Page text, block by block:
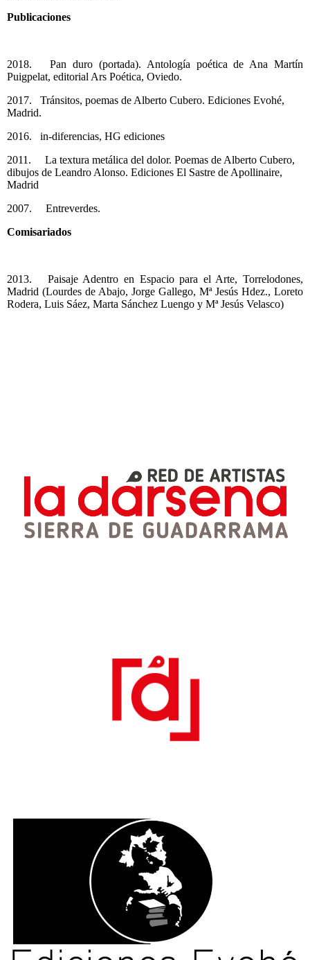
Publicaciones
2018. Pan duro (portada). Antología poética de Ana Martín
Puigpelat, editorial Ars Poética, Oviedo.
2017. Tránsitos, poemas de Alberto Cubero. Ediciones Evohé,
Madrid.
2016. in-diferencias, HG ediciones
2011. La textura metálica del dolor. Poemas de Alberto Cubero,
dibujos de Leandro Alonso. Ediciones El Sastre de Apollinaire,
Madrid
2007. Entreverdes.
Comisariados
2013. Paisaje Adentro en Espacio para el Arte, Torrelodones,
Madrid (Lourdes de Abajo, Jorge Gallego, Mª Jesús Hdez., Loreto
Rodera, Luis Sáez, Marta Sánchez Luengo y Mª Jesús Velasco)